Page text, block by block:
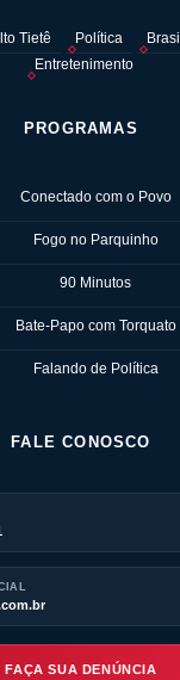
Tietê Política Brasil
Entretenimento
PROGRAMAS
Conectado com o Povo
Fogo no Parquinho
90 Minutos
Bate-Papo com Torquato
Falando de Política
FALE CONOSCO
FAÇA SUA DENÚNCIA